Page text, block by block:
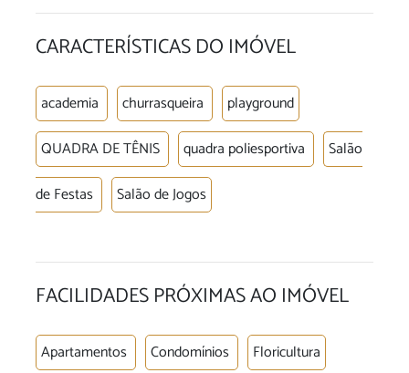
CARACTERÍSTICAS DO IMÓVEL
academia churrasqueira
playground
QUADRA DE TÊNIS
quadra poliesportiva
Salão
de Festas
Salão de Jogos
FACILIDADES PRÓXIMAS AO IMÓVEL
Apartamentos Condomínios
Floricultura